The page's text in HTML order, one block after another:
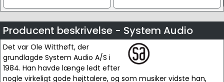
Producent beskrivelse - System Audio
Det var Ole Witthøft, der
grundlagde System Audio A/S i
1984. Han havde længe ledt efter
nogle virkeligt gode højttalere, og som musiker vidste han,